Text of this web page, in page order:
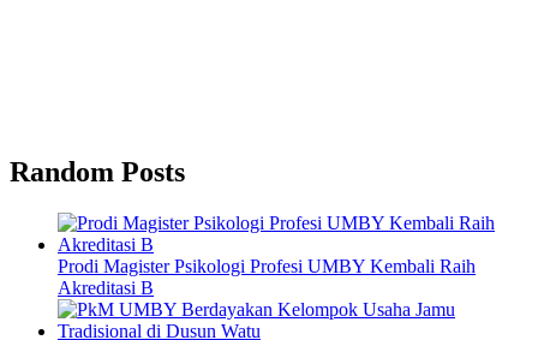
Random Posts
Prodi Magister Psikologi Profesi UMBY Kembali Raih
Akreditasi B